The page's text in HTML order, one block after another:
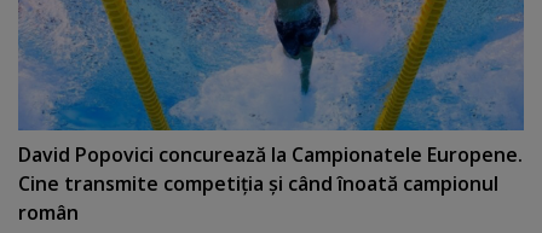
David Popovici concurează la Campionatele Europene.
Cine transmite competiţia şi când înoată campionul
român